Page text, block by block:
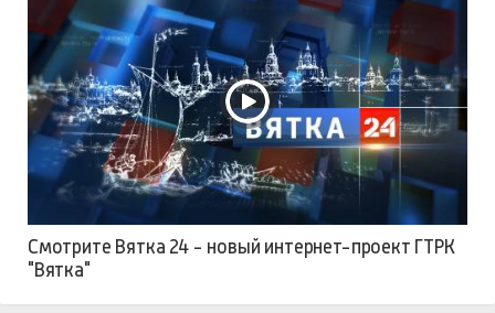
Смотрите Вятка 24 - новый интернет-проект ГТРК
"Вятка"